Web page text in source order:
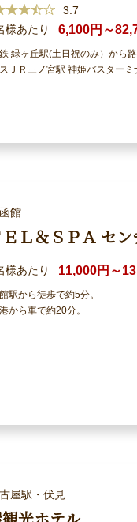
3.7
様あたり
6,100円～
緑ヶ丘駅(土日祝のみ）から路
ＪＲ三ノ宮駅 神姫バスターミ
館
Ｌ＆ＳＰＡ セ
様あたり 11,000円～
駅から徒歩で約5分。
から車で約20分。
屋駅・伏見